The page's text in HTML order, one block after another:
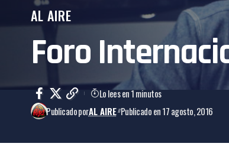
AL AIRE
Foro
Publicado porAL AIRE Publicado en 17 agosto, 2016
Lo lees en 1 minutos